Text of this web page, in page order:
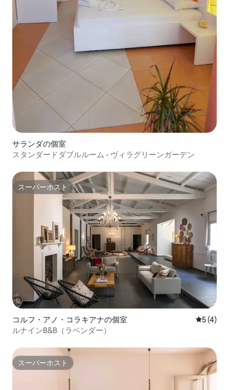
サランダの個室
スタンダードダブルルーム - ヴィラグリーンガーデン
スーパーホスト
スーパーホスト
コルフ・アノ・コラキアナの個室 レビュー
5 (4)
ルナインB&B（ラベンダー）
スーパーホスト
スーパーホスト